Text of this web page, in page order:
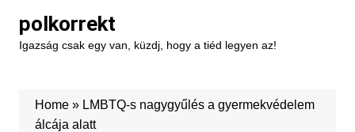
content
polkorrekt
Igazság csak egy van, küzdj, hogy a tiéd legyen az!
Home» LMBTQ-s nagygyűlés a gyermekvédelem
álcája alatt